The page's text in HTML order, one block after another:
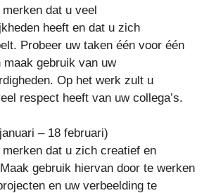
dat u veel
heeft en dat u zich
Probeer uw taken één voor één
maak gebruik van uw
Op het werk zult u
respect heeft van uw collega’s.
– 18 februari)
merken dat u zich creatief en
gebruik hiervan door te werken
en uw verbeelding te